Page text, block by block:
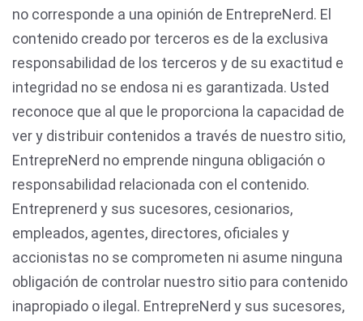
no corresponde a una opinión de EntrepreNerd. El
contenido creado por terceros es de la exclusiva
responsabilidad de los terceros y de su exactitud e
integridad no se endosa ni es garantizada. Usted
reconoce que al que le proporciona la capacidad de
ver y distribuir contenidos a través de nuestro sitio,
EntrepreNerd no emprende ninguna obligación o
responsabilidad relacionada con el contenido.
Entreprenerd y sus sucesores, cesionarios,
empleados, agentes, directores, oficiales y
accionistas no se comprometen ni asume ninguna
obligación de controlar nuestro sitio para contenido
inapropiado o ilegal. EntrepreNerd y sus sucesores,